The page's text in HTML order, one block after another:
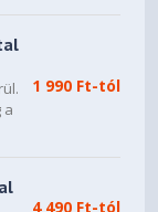
a
1 990 Ft-tól
4 490 Ft-tól